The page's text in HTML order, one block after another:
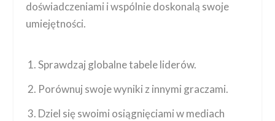
doświadczeniami i wspólnie doskonalą swoje
umiejętności.
Sprawdzaj globalne tabele liderów.
Porównuj swoje wyniki z innymi graczami.
Dziel się swoimi osiągnięciami w mediach